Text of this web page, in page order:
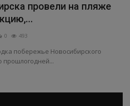
провели на пляже
0 493
побережье Новосибирского
прошлогодней...